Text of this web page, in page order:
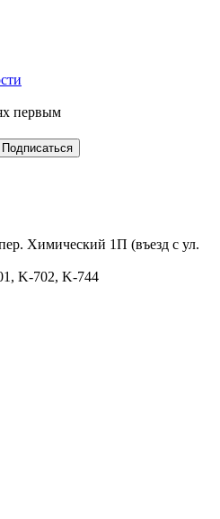
первым
Химический 1П (въезд с ул.
K-702, K-744